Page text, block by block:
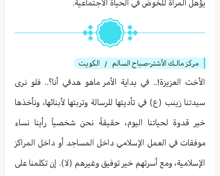
يؤهل المرأة للخوض في الحياة الاجتماعية.
مركز مالـك الأشتر-صباح السالم / الكويت
الأخت العزيزة!.. في بداية الأمر ماهو هدفي أنا؟.. فلو نرى
سيدتنا زينب (ع) في تأديتها للرسالة وتربتها لأبنائها، ونأخذها
خير قدوة لحياتنا اليوم، حقيقةً نحن شخصياً رأينا نساء
موفقات في العمل الإسلامي داخل المساجد أو داخل المراكز
الإسلامية، ومع أسرتهم خير توفيق وغيرهم (لا). إن تكلمنا على